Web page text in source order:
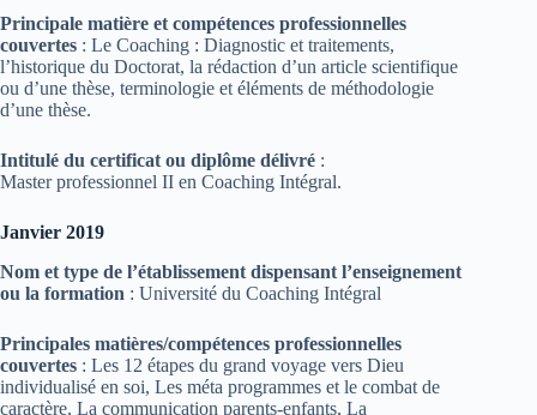
Principale matière et compétences professionnelles
couvertes : Le Coaching : Diagnostic et traitements,
l’historique du Doctorat, la rédaction d’un article scientifique
ou d’une thèse, terminologie et éléments de méthodologie
d’une thèse.
Intitulé du certificat ou diplôme délivré :
Master professionnel II en Coaching Intégral.
Janvier 2019
Nom et type de l’établissement dispensant l’enseignement
ou la formation : Université du Coaching Intégral
Principales matières/compétences professionnelles
couvertes : Les 12 étapes du grand voyage vers Dieu
individualisé en soi, Les méta programmes et le combat de
caractère, La communication parents-enfants, La